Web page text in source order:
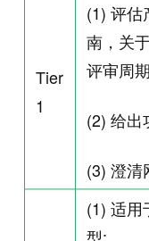
Tier
1
(1) 评估
南，关
评审周
(2) 给出
(3) 澄清
(1) 适用